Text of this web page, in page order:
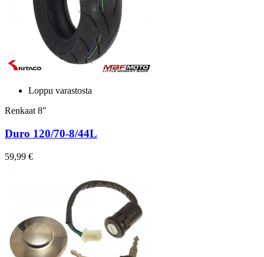
Loppu varastosta
Renkaat 8"
Duro 120/70-8/44L
59,99 €